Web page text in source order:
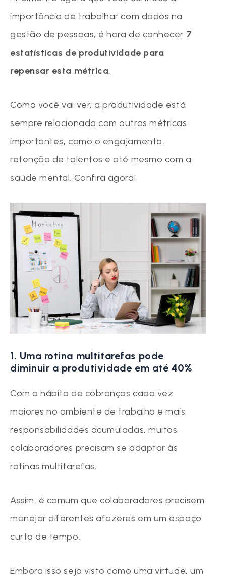
importância de trabalhar com dados na
gestão de pessoas, é hora de conhecer 7
estatísticas de produtividade para
repensar esta métrica.
Como você vai ver, a produtividade está
sempre relacionada com outras métricas
importantes, como o engajamento,
retenção de talentos e até mesmo com a
saúde mental. Confira agora!
1. Uma rotina multitarefas pode
diminuir a produtividade em até 40%
Com o hábito de cobranças cada vez
maiores no ambiente de trabalho e mais
responsabilidades acumuladas, muitos
colaboradores precisam se adaptar às
rotinas multitarefas.
Assim, é comum que colaboradores precisem
manejar diferentes afazeres em um espaço
curto de tempo.
Embora isso seja visto como uma virtude, um